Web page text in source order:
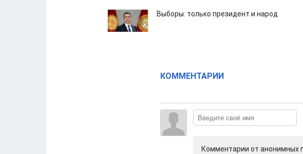
Выборы: только президент и народ
КОММЕНТАРИИ
Комментарии от анонимных